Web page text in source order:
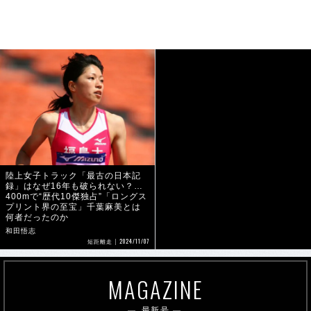
陸上女子トラック「最古の日本記
録」はなぜ16年も破られない？…
400mで“歴代10傑独占”「ロングス
プリント界の至宝」千葉麻美とは
何者だったのか
和田悟志
短距離走 2024/11/07
MAGAZINE